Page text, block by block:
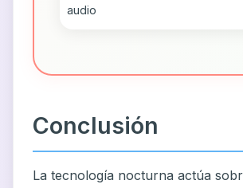
audio
Conclusión
La tecnología nocturna actúa